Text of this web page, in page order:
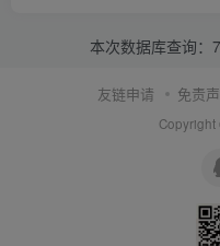
本次数据库查询：
友链申请 免责
Copyright